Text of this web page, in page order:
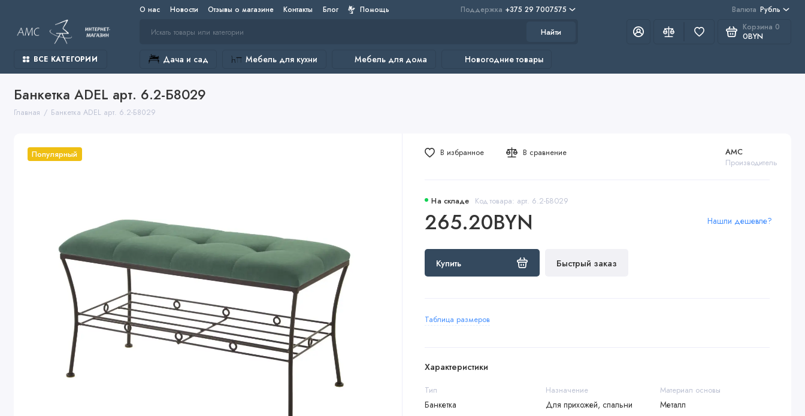
О нас Новости Отзывы о магазине Контакты Блог Помощь Поддержка +375 29 7007575 Валюта Рубль
Найти Корзина 0
0BYN
ВСЕ КАТЕГОРИИ Дача и сад Мебель для кухни Мебель для дома Новогодние товары
Банкетка ADEL арт. 6.2-Б8029
Главная Банкетка ADEL арт. 6.2-Б8029
Популярный
На складе Код товара: арт. 6.2-Б8029
AMC
Производитель
265.20BYN
Купить Быстрый заказ
Нашли дешевле?
В избранное В сравнение
Таблица размеров
Характеристики
Тип
Банкетка
Назначение
Для прихожей, спальни
Материал основы
Металл